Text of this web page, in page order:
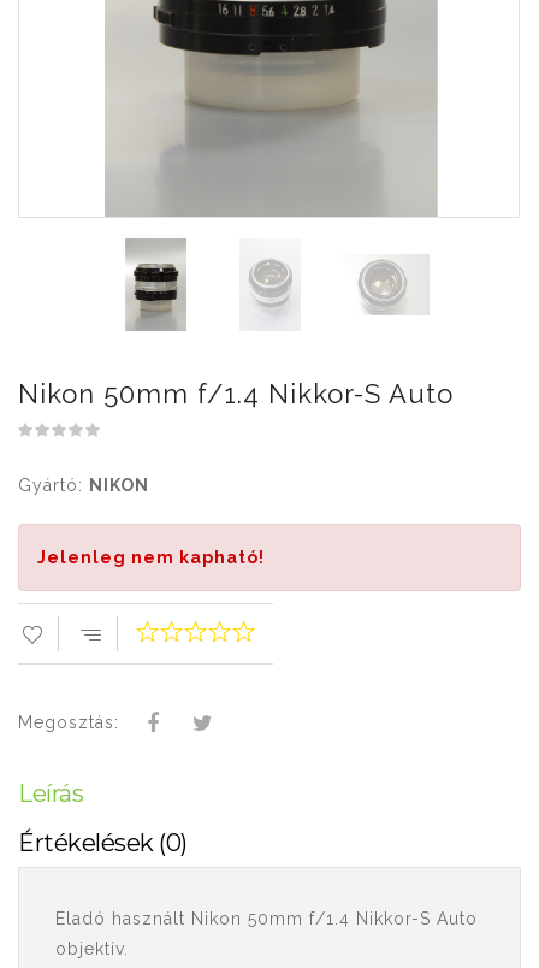
Nikon 50mm f/1.4 Nikkor-S Auto
Gyártó: NIKON
Jelenleg nem kapható!
Megosztás:
Leírás
Értékelések (0)
Eladó használt Nikon 50mm f/1.4 Nikkor-S Auto
objektív.